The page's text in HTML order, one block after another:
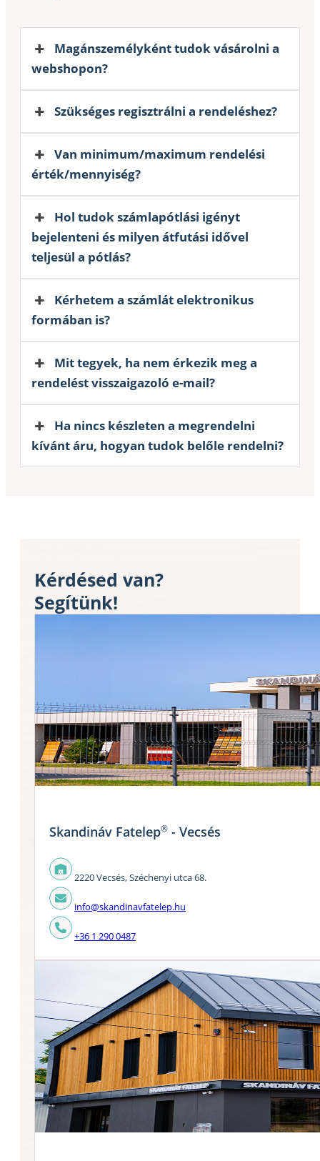
Magánszemélyként tudok vásárolni a
webshopon?
Szükséges regisztrálni a rendeléshez?
Van minimum/maximum rendelési
érték/mennyiség?
Hol tudok számlapótlási igényt
bejelenteni és milyen átfutási idővel
teljesül a pótlás?
Kérhetem a számlát elektronikus
formában is?
Mit tegyek, ha nem érkezik meg a
rendelést visszaigazoló e-mail?
Ha nincs készleten a megrendelni
kívánt áru, hogyan tudok belőle rendelni?
Kérdésed van?
Segítünk!
Skandináv Fatelep® - Vecsés
2220 Vecsés, Széchenyi utca 68.
info@skandinavfatelep.hu
+36 1 290 0487